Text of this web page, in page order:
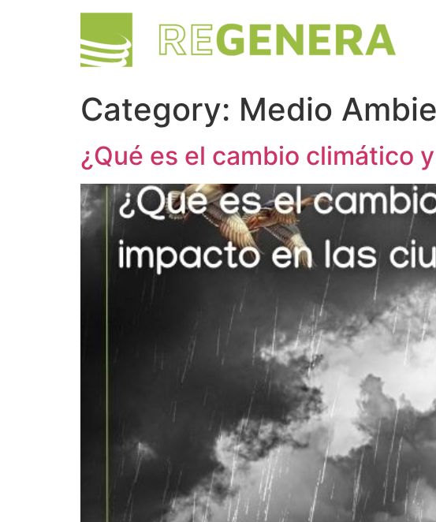
Category: Medio
¿Qué es el cambio climático